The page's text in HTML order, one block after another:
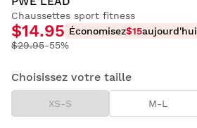
Chaussettes sport fitness
$14.95 Économisez$15aujourd'hui
$29.95-55%
Choisissez votre taille
XS-S M-L